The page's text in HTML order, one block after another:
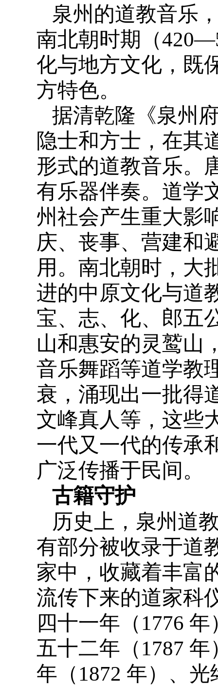
泉州的道教音乐
南北朝时期（
化与地方文化，既
方特色。
据清乾隆《泉州
隐士和方士，在其
形式的道教音乐。
有乐器伴奏。道学
州社会产生重大影
庆、丧事、营建和
用。南北朝时，大
进的中原文化与道
宝、志、化、郎五
山和惠安的灵鹫山
音乐舞蹈等道学教
衰，涌现出一批得
文峰真人等，这些
一代又一代的传承
广泛传播于民间。
古籍守护
历史上，泉州道
有部分被收录于道
家中，收藏着丰富
流传下来的道家科
四十一年（1776
五十二年（1787
年（1872 年）、